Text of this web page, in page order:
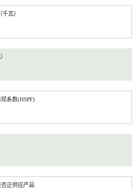
瓦）
系数(HSPF)
正供应产品